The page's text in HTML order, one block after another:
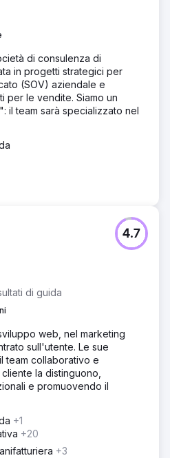
budget, abbiamo dovuto
per ridurre l’importo della
ha implementato il pubblico
le attività di ricerca di
SEP ha collaborato con
studio di "co-ricerca" che ha
concorrenti pubblicano più
Fase 3 – Test di modifica
il targeting del pubblico e
come In-Market per SUBARU
di nuove sessioni
per SUBARU
agenzia
di consulenza di
in progetti strategici per
(SOV) aziendale e
per le vendite. Siamo un
il team sarà specializzato nel
di guida
4.7
web, nel marketing
sull'utente. Le sue
team collaborativo e
la distinguono,
e promuovendo il
+1
+20
+3